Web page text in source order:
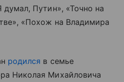
Путин», «Точно на
«Похож на Владимира
родился в семье
Николая Михайловича